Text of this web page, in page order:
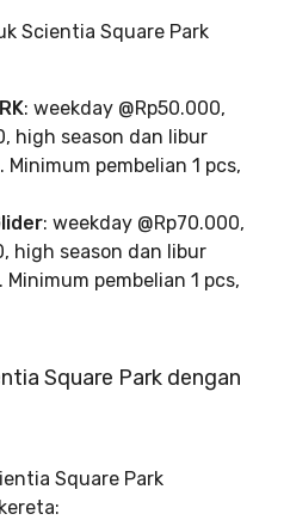
Scientia Square Park
: weekday @Rp50.000,
high season dan libur
Minimum pembelian 1 pcs,
: weekday @Rp70.000,
high season dan libur
Minimum pembelian 1 pcs,
Square Park dengan
Square Park